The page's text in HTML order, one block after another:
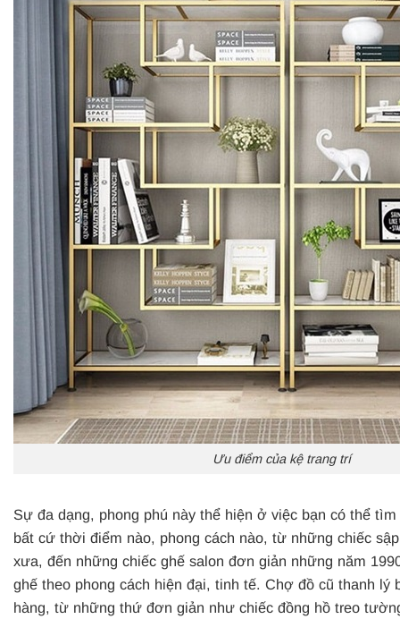
Ưu điểm của kệ trang trí
Sự đa dạng, phong phú này thể hiện ở việc bạn có thể
bất cứ thời điểm nào, phong cách nào, từ những chiếc
xưa, đến những chiếc ghế salon đơn giản những năm
ghế theo phong cách hiện đại, tinh tế. Chợ đồ cũ thanh lý
hàng, từ những thứ đơn giản như chiếc đồng hồ treo